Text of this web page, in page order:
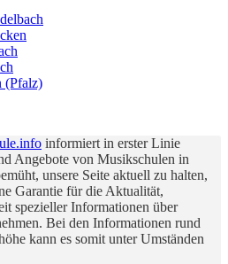
(Pfalz)
informiert in erster Linie
Angebote von Musikschulen in
unsere Seite aktuell zu halten,
Garantie für die Aktualität,
spezieller Informationen über
Bei den Informationen rund
kann es somit unter Umständen